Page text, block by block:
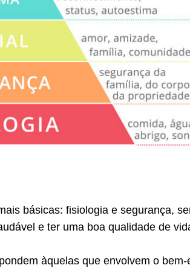
básicas: fisiologia e segurança,
e ter uma boa qualidade de
àquelas que envolvem o bem-